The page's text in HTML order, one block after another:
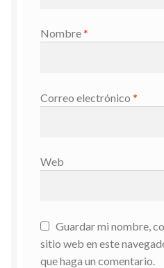
Nombre*
Correo electrónico *
Web
Guardar mi nombre,
sitio web en este
que haga un comentario.